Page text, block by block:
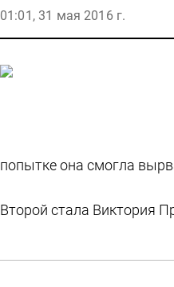
01:01, 31 мая 2016 г.
попытке она смогла
Второй стала Виктория